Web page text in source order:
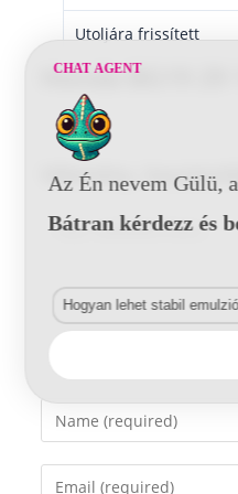
Utoljára frissített
Honda BG19 29
Vélemény,
Comment
Enter
your
name
Enter
CHAT AGENT
Az Én nevem Gülü,
Bátran kérdezz és
Hogyan lehet stabil